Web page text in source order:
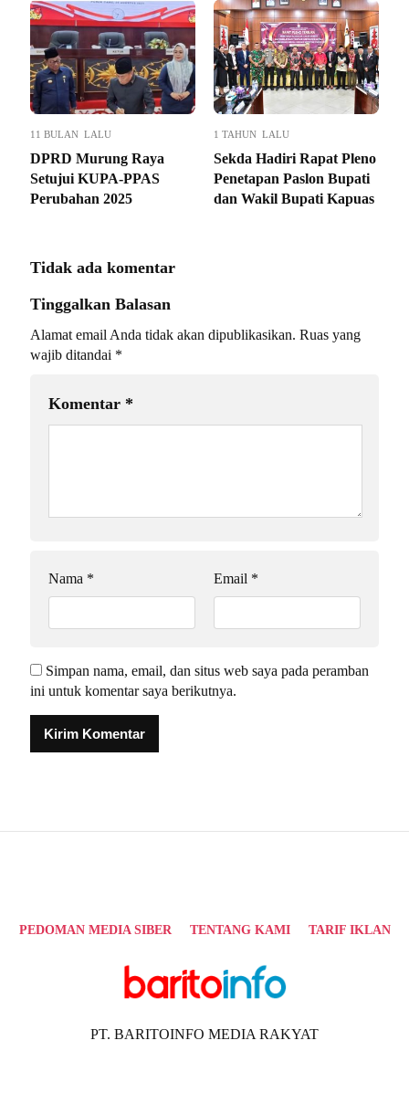
11 BULAN LALU
DPRD Murung Raya
Setujui KUPA-PPAS
Perubahan 2025
1 TAHUN LALU
Sekda Hadiri Rapat Pleno
Penetapan Paslon Bupati
dan Wakil Bupati Kapuas
Tidak ada komentar
Tinggalkan Balasan
Alamat email Anda tidak akan dipublikasikan. Ruas yang
wajib ditandai *
Komentar *
Nama * Email *
Simpan nama, email, dan situs web saya pada peramban
ini untuk komentar saya berikutnya.
PEDOMAN MEDIA SIBER TENTANG KAMI TARIF IKLAN
PT. BARITOINFO MEDIA RAKYAT